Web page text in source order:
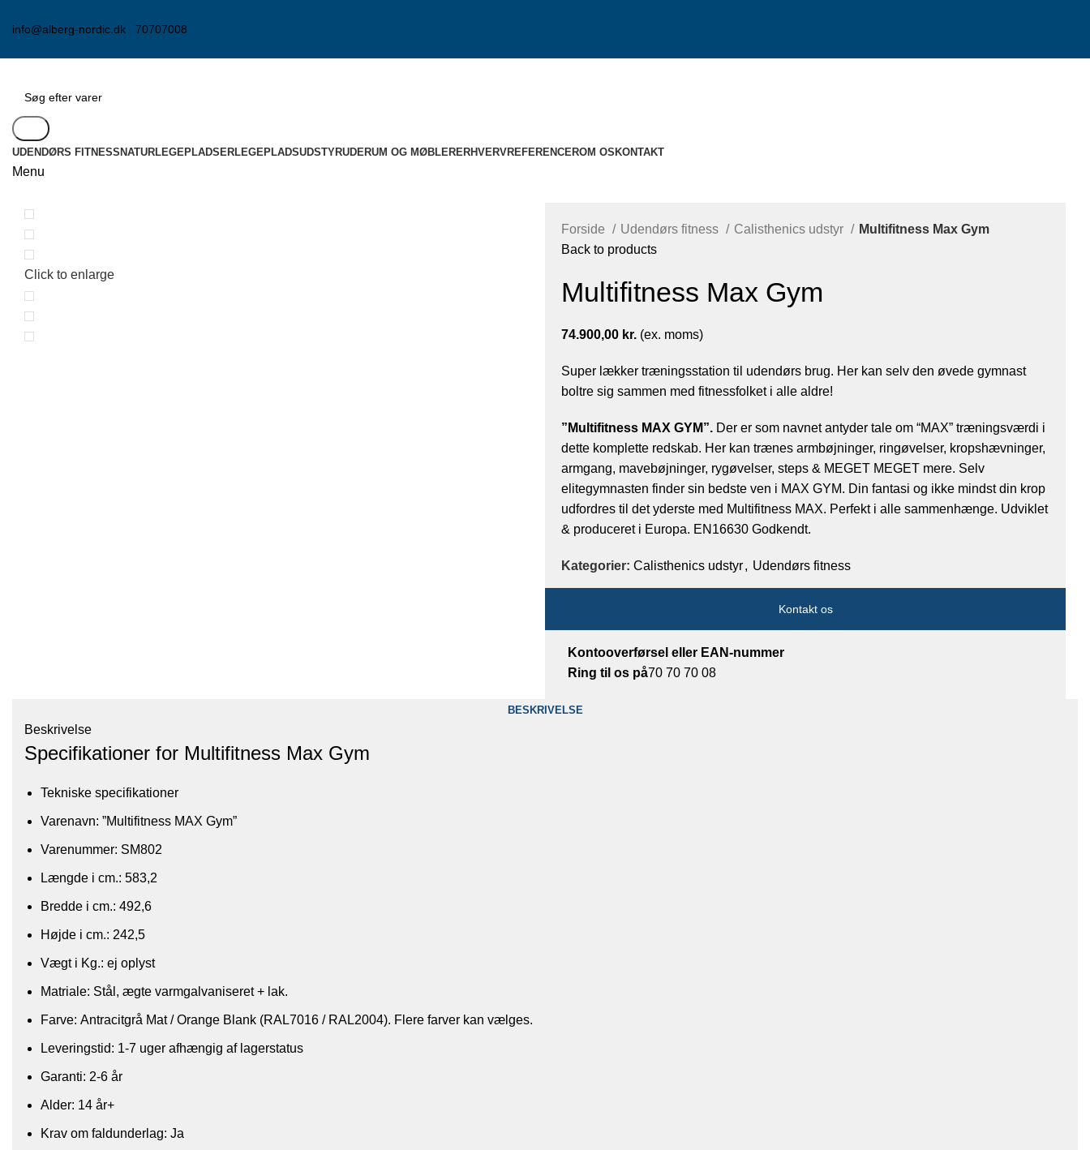
info@alberg-nordic.dk 70707008
UDENDØRS FITNESS NATURLEGEPLADSERLEGEPLADSUDSTYRUDERUM OG MØBLERERHVERVREFERENCEROM OS KONTAKT
Menu
Click to enlarge
Forside Udendørs fitness Calisthenics udstyr
Multifitness Max Gym
Back to products
Multifitness Max Gym
74.900,00 kr. (ex. moms)
Super lækker træningsstation til udendørs brug. Her kan selv den øvede gymnast
boltre sig sammen med fitnessfolket i alle aldre!​
”Multifitness MAX GYM”. Der er som navnet antyder tale om “MAX” træningsværdi i
dette komplette redskab. Her kan trænes armbøjninger, ringøvelser, kropshævninger,
armgang, mavebøjninger, rygøvelser, steps & MEGET MEGET mere. Selv
elitegymnasten finder sin bedste ven i MAX GYM. Din fantasi og ikke mindst din krop
udfordres til det yderste med Multifitness MAX. Perfekt i alle sammenhænge. Udviklet
& produceret i Europa. EN16630 Godkendt.
Kategorier: Calisthenics udstyr, Udendørs fitness
Kontakt os
Kontooverførsel eller EAN-nummer
Ring til os på70 70 70 08
BESKRIVELSE
Beskrivelse
Specifikationer for Multifitness Max Gym
Tekniske specifikationer​
Varenavn: ”Multifitness MAX Gym”
Varenummer: SM802
Længde i cm.: 583,2
Bredde i cm.: 492,6
Højde i cm.: 242,5
Vægt i Kg.: ej oplyst
Matriale: Stål, ægte varmgalvaniseret + lak.
Farve: Antracitgrå Mat / Orange Blank (RAL7016 / RAL2004). Flere farver kan vælges.
Leveringstid: 1-7 uger afhængig af lagerstatus
Garanti: 2-6 år
Alder: 14 år+
Krav om faldunderlag: Ja